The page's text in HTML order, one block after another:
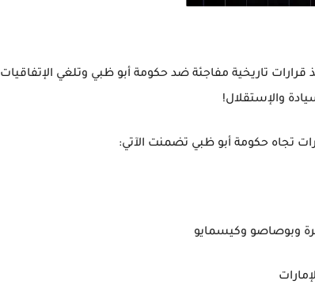
قرارات تاريخية مفاجئة ضد حكومة أبو ظبي وتلغي الإتفاقيات
والإستقلال!
تجاه حكومة أبو ظبي تضمنت الآتي:
وبوصاصو وكيسمايو